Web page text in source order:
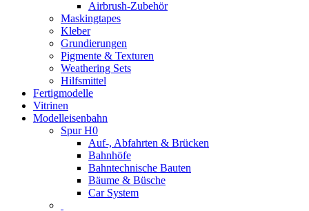
Airbrush-Zubehör
Maskingtapes
Kleber
Grundierungen
Pigmente & Texturen
Weathering Sets
Hilfsmittel
Fertigmodelle
Vitrinen
Modelleisenbahn
Spur H0
Auf-, Abfahrten & Brücken
Bahnhöfe
Bahntechnische Bauten
Bäume & Büsche
Car System